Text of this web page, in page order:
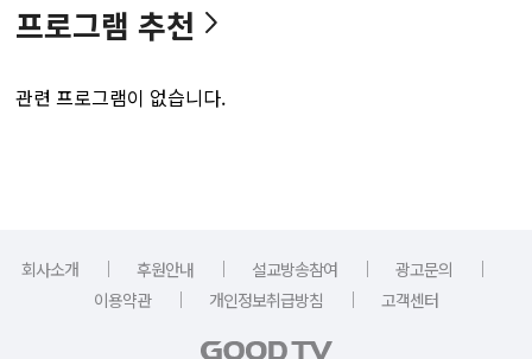
프로그램 추천
관련 프로그램이 없습니다.
회사소개 ｜ 후원안내 ｜ 설교방송참여 ｜ 광고문의
｜
이용약관
｜ 개인정보취급방침 ｜ 고객센터